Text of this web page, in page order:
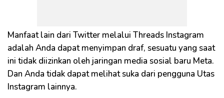
Manfaat lain dari Twitter melalui Threads Instagram
adalah Anda dapat menyimpan draf, sesuatu yang saat
ini tidak diizinkan oleh jaringan media sosial baru Meta.
Dan Anda tidak dapat melihat suka dari pengguna Utas
Instagram lainnya.